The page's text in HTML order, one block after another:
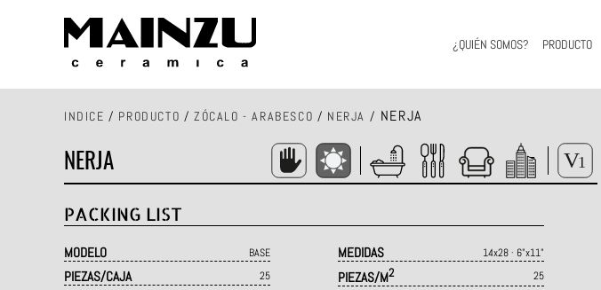
¿QUIÉN SOMOS? PRODUCTO
INDICE / PRODUCTO /ZÓCALO - ARABESCO / NERJA / NERJA
NERJA
PACKING LIST
MODELO BASE MEDIDAS 14x28 · 6"x11"
PIEZAS/CAJA 25 PIEZAS/M2 25